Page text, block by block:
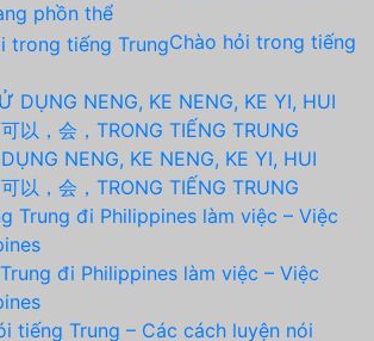
phồn thể
Chào hỏi trong tiếng
NENG, KE NENG, KE YI, HUI
以，会，TRONG TIẾNG TRUNG
đi Philippines làm việc – Việc